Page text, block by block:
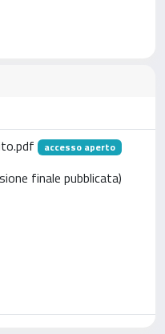
accesso aperto
finale pubblicata)